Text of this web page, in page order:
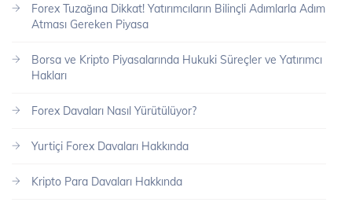
Forex Tuzağına Dikkat! Yatırımcıların Bilinçli Adımlarla Adım
Atması Gereken Piyasa
Borsa ve Kripto Piyasalarında Hukuki Süreçler ve Yatırımcı
Hakları
Forex Davaları Nasıl Yürütülüyor?
Yurtiçi Forex Davaları Hakkında
Kripto Para Davaları Hakkında